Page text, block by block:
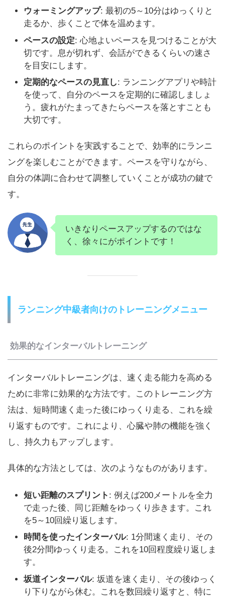
ウォーミングアップ: 最初の5～10分はゆっくりと
走るか、歩くことで体を温めます。
ペースの設定: 心地よいペースを見つけることが大
切です。息が切れず、会話ができるくらいの速さ
を目安にします。
定期的なペースの見直し: ランニングアプリや時計
を使って、自分のペースを定期的に確認しましょ
う。疲れがたまってきたらペースを落とすことも
大切です。
これらのポイントを実践することで、効率的にランニ
ングを楽しむことができます。ペースを守りながら、
自分の体調に合わせて調整していくことが成功の鍵で
す。
いきなりペースアップするのではな
く、徐々にがポイントです！
ランニング中級者向けのトレーニングメニュー
効果的なインターバルトレーニング
インターバルトレーニングは、速く走る能力を高める
ために非常に効果的な方法です。このトレーニング方
法は、短時間速く走った後にゆっくり走る、これを繰
り返すものです。これにより、心臓や肺の機能を強く
し、持久力もアップします。
具体的な方法としては、次のようなものがあります。
短い距離のスプリント : 例えば200メートルを全力
で走った後、同じ距離をゆっくり歩きます。これ
を5～10回繰り返します。
時間を使ったインターバル: 1分間速く走り、その
後2分間ゆっくり走る。これを10回程度繰り返しま
す。
坂道インターバル: 坂道を速く走り、その後ゆっく
り下りながら休む。これを数回繰り返すと、特に